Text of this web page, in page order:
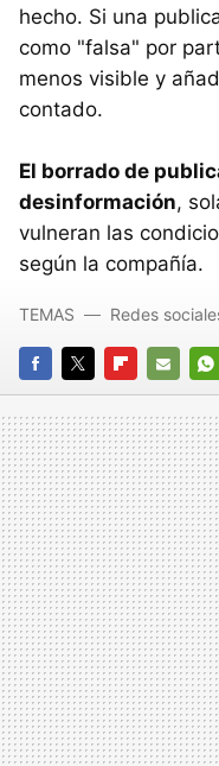
hecho. Si una
como "falsa" por
menos visible y
contado.
El borrado de
desinformación,
vulneran las
según la compañía.
FACEBOOK
TWITTERFLIPBOARD
E-
MAIL
TEMAS Redes